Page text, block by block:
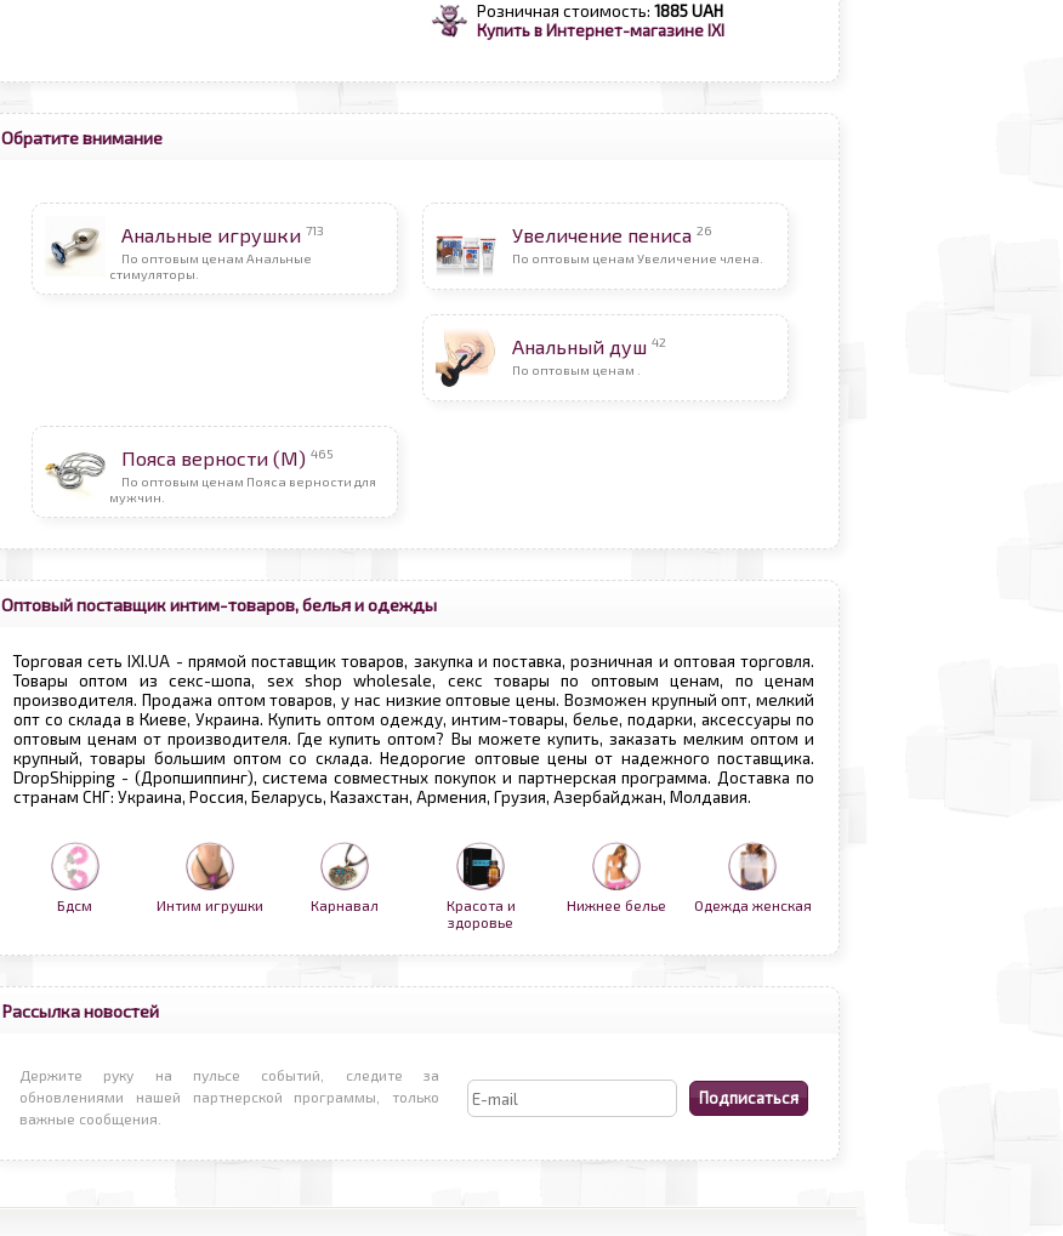
Розничная стоимость: 1885 UAH
Купить в Интернет-магазине IXI
Обратите внимание
Анальные игрушки 713
По оптовым ценам Анальные
стимуляторы.
Увеличение пениса 26
По оптовым ценам Увеличение члена.
Анальный душ 42
По оптовым ценам .
Пояса верности (М) 465
По оптовым ценам Пояса верности для
мужчин.
Оптовый поставщик интим-товаров, белья и одежды
Торговая сеть IXI.UA - прямой поставщик товаров, закупка и поставка, розничная и оптовая торговля.
Товары оптом из секс-шопа, sex shop wholesale, секс товары по оптовым ценам, по ценам
производителя. Продажа оптом товаров, у нас низкие оптовые цены. Возможен крупный опт, мелкий
опт со склада в Киеве, Украина. Купить оптом одежду, интим-товары, белье, подарки, аксессуары по
оптовым ценам от производителя. Где купить оптом? Вы можете купить, заказать мелким оптом и
крупный, товары большим оптом со склада. Недорогие оптовые цены от надежного поставщика.
DropShipping - (Дропшиппинг), система совместных покупок и партнерская программа. Доставка по
странам СНГ: Украина, Россия, Беларусь, Казахстан, Армения, Грузия, Азербайджан, Молдавия.
Бдсм Интим игрушки Карнавал
Красота и
здоровье
Нижнее белье Одежда женская
Рассылка новостей
Держите руку на пульсе событий, следите за
обновлениями нашей партнерской программы, только
важные сообщения.